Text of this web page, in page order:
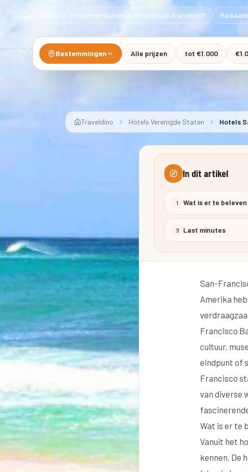
Wat is er te beleven buiten je hotel in San Francisco?
Bestemmingen Alle prijzen tot €1.000
Traveldino Hotels Verenigde Staten Hotels
In dit artikel
1 Wat is er te
3 Last minutes
San-
Amerika
Francisco
cultuur,
eindpunt of
Francisco
van diverse
Wat is er te
Vanuit het
kennen. De